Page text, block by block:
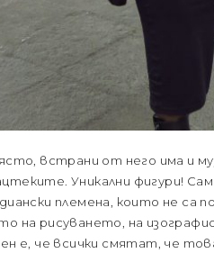
встрани от него има и
Уникални фигури!
племена, които не са
на рисуването, на
е, че всички смятат, че